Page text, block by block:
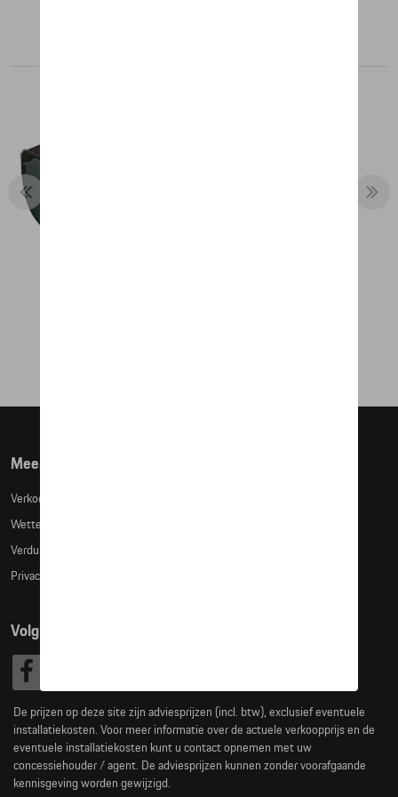
Meer info
Verkoopsvoorwaarden
Wettelijke bepalingen
Verduidelijking kledingmaten
Privacybeleid
Volg Ons
De prijzen op deze site zijn adviesprijzen (incl. btw), exclusief eventuele
installatiekosten. Voor meer informatie over de actuele verkoopprijs en de
eventuele installatiekosten kunt u contact opnemen met uw
concessiehouder / agent. De adviesprijzen kunnen zonder voorafgaande
kennisgeving worden gewijzigd.